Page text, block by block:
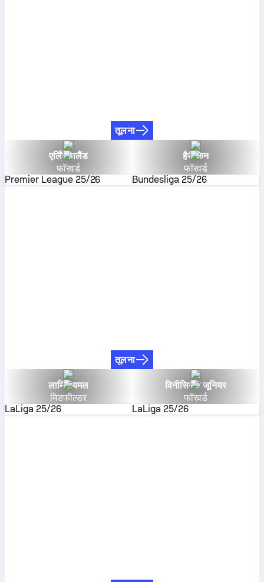
तूलना
एर्लिंग हालैंड
फॉरवर्ड
Premier League 25/26
हैरी केन
फॉरवर्ड
Bundesliga 25/26
तूलना
लामिन यमल
मिडफील्डर
LaLiga 25/26
विनीसियस जूनियर
फॉरवर्ड
LaLiga 25/26